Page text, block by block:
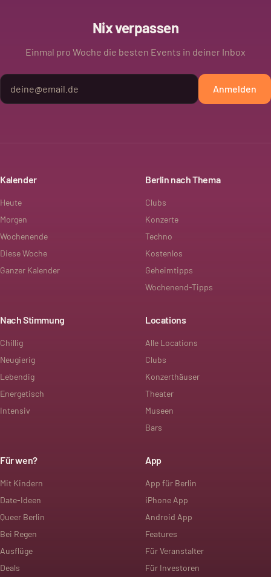
Nix verpassen
Einmal pro Woche die besten Events in deiner Inbox
Anmelden
Kalender
Heute
Morgen
Wochenende
Diese Woche
Ganzer Kalender
Berlin nach Thema
Clubs
Konzerte
Techno
Kostenlos
Geheimtipps
Wochenend-Tipps
Nach Stimmung
Chillig
Neugierig
Lebendig
Energetisch
Intensiv
Locations
Alle Locations
Clubs
Konzerthäuser
Theater
Museen
Bars
Für wen?
Mit Kindern
Date-Ideen
Queer Berlin
Bei Regen
Ausflüge
Deals
App
App für Berlin
iPhone App
Android App
Features
Für Veranstalter
Für Investoren